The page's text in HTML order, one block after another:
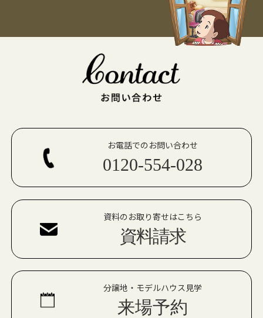
お電話でのお問い合わせ
0120-554-028
資料のお取り寄せはこちら
資料請求
分譲地・モデルハウス見学
来場予約